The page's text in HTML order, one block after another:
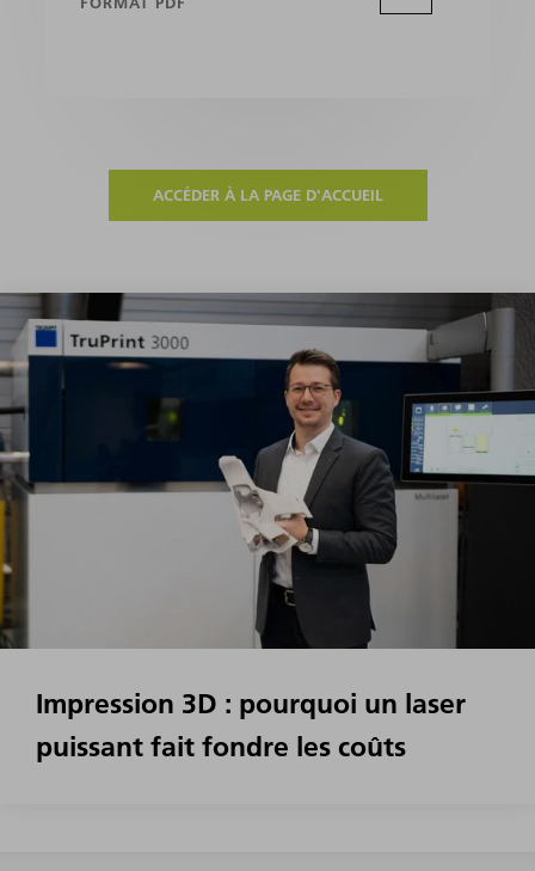
ACCÉDER À LA PAGE D'ACCUEIL
Impression 3D : pourquoi un laser
puissant fait fondre les coûts